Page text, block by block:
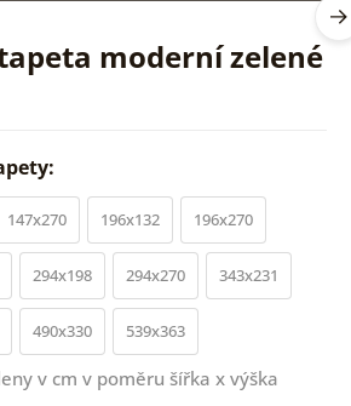
moderní zelené
147x270 196x132 196x270
294x198 294x270 343x231
490x330 539x363
v cm v poměru šířka x výška